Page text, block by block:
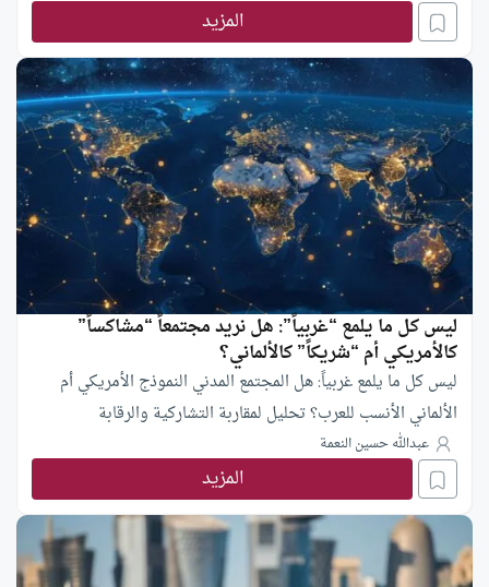
المزيد
ليس كل ما يلمع “غربياً”: هل نريد مجتمعاً “مشاكساً”
كالأمريكي أم “شريكاً” كالألماني؟
ليس كل ما يلمع غربياً: هل المجتمع المدني النموذج الأمريكي أم
الألماني الأنسب للعرب؟ تحليل لمقاربة التشاركية والرقابة
عبدالله حسين النعمة
المزيد